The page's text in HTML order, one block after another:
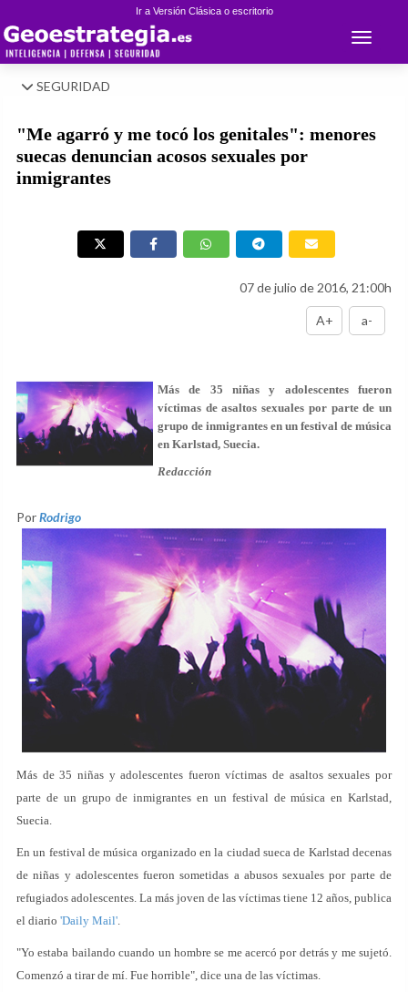
Ir a Versión Clásica o escritorio
Toggle
SEGURIDAD
"Me agarró y me tocó los genitales": menores
suecas denuncian acosos sexuales por
inmigrantes
07 de julio de 2016, 21:00h
A+ a-
Más de 35 niñas y adolescentes fueron
víctimas de asaltos sexuales por parte de un
grupo de inmigrantes en un festival de música
en Karlstad, Suecia.
Redacción
PorRodrigo
Más de 35 niñas y adolescentes fueron víctimas de asaltos sexuales por
parte de un grupo de inmigrantes en un festival de música en Karlstad,
Suecia.
En un festival de música organizado en la ciudad sueca de Karlstad decenas
de niñas y adolescentes fueron sometidas a abusos sexuales por parte de
refugiados adolescentes. La más joven de las víctimas tiene 12 años, publica
el diario 'Daily Mail'.
"Yo estaba bailando cuando un hombre se me acercó por detrás y me sujetó.
Comenzó a tirar de mí. Fue horrible", dice una de las víctimas.